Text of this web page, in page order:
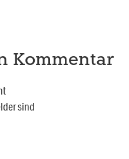
Kommentar
sind